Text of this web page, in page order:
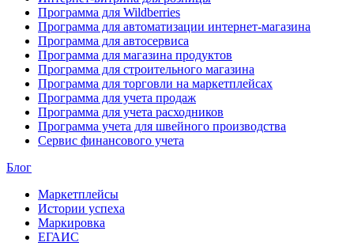
Программа для Wildberries
Программа для автоматизации интернет-магазина
Программа для автосервиса
Программа для магазина продуктов
Программа для строительного магазина
Программа для торговли на маркетплейсах
Программа для учета продаж
Программа для учета расходников
Программа учета для швейного производства
Сервис финансового учета
Блог
Маркетплейсы
Истории успеха
Маркировка
ЕГАИС